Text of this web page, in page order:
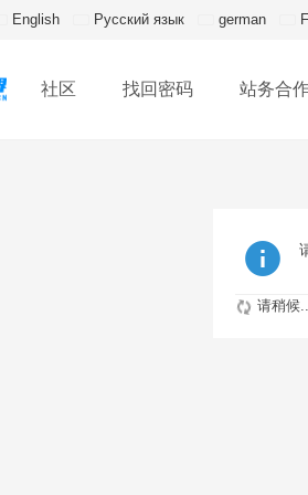
English Русский язык german
社区 找回密码 站务合
请稍候